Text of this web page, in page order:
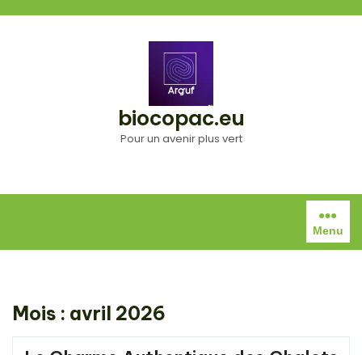
biocopac.eu
Pour un avenir plus vert
Menu
Mois : avril 2026